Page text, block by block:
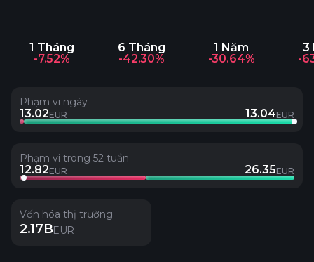
1 Tháng
-7.52%
6 Tháng
-42.30%
1 Năm
-30.64%
3
-
Phạm vi ngày
13.02EUR 13.04EUR
Phạm vi trong 52 tuần
12.82EUR 26.35EUR
Vốn hóa thị trường
2.17BEUR